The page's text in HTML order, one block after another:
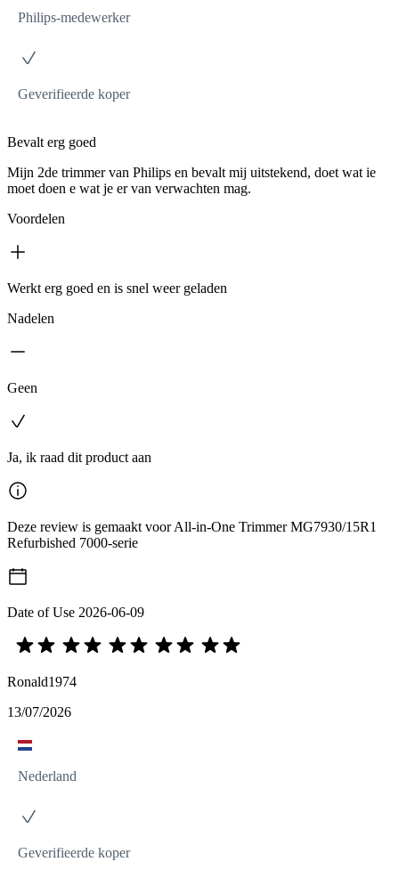
Philips-medewerker
Geverifieerde koper
Bevalt erg goed
Mijn 2de trimmer van Philips en bevalt mij uitstekend, doet wat ie
moet doen e wat je er van verwachten mag.
Voordelen
Werkt erg goed en is snel weer geladen
Nadelen
Geen
Ja, ik raad dit product aan
Deze review is gemaakt voor All-in-One Trimmer MG7930/15R1
Refurbished 7000-serie
Date of Use 2026-06-09
Ronald1974
13/07/2026
Nederland
Geverifieerde koper